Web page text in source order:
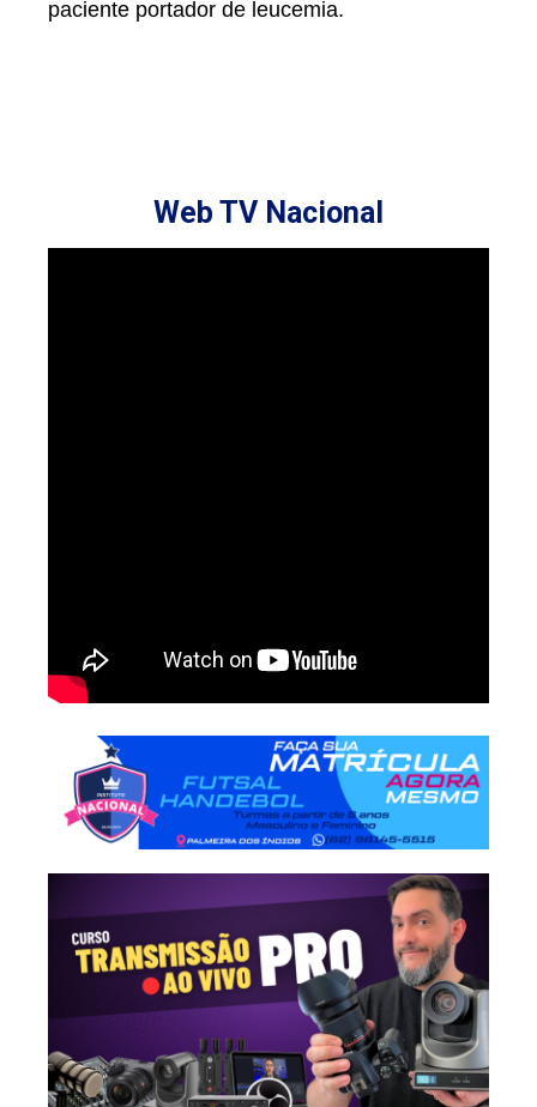
paciente portador de leucemia.
Web TV Nacional